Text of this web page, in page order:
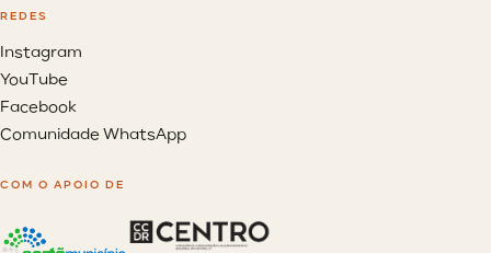
REDES
Instagram
YouTube
Facebook
Comunidade WhatsApp
COM O APOIO DE